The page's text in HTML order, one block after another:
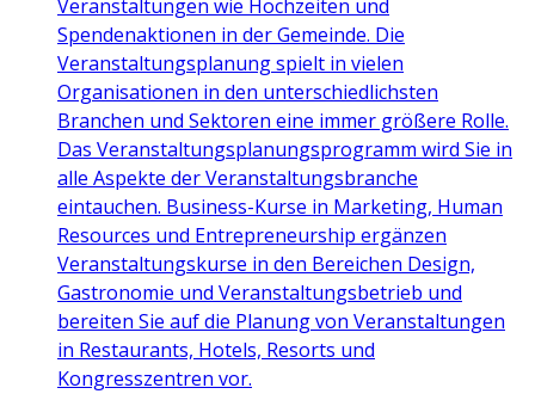
Veranstaltungen wie Hochzeiten und
Spendenaktionen in der Gemeinde. Die
Veranstaltungsplanung spielt in vielen
Organisationen in den unterschiedlichsten
Branchen und Sektoren eine immer größere Rolle.
Das Veranstaltungsplanungsprogramm wird Sie in
alle Aspekte der Veranstaltungsbranche
eintauchen. Business-Kurse in Marketing, Human
Resources und Entrepreneurship ergänzen
Veranstaltungskurse in den Bereichen Design,
Gastronomie und Veranstaltungsbetrieb und
bereiten Sie auf die Planung von Veranstaltungen
in Restaurants, Hotels, Resorts und
Kongresszentren vor.